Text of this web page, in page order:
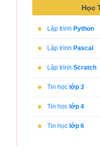
Học
• Lập trình Python
• Lập trình Pascal
• Lập trìnhScratch
• Tin học lớp 3
• Tin học lớp 4
• Tin học lớp 6